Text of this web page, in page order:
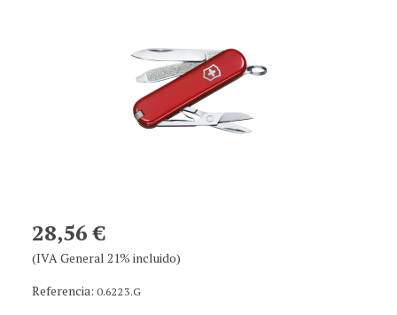
28,56 €
(IVA General 21% incluido)
Referencia: 0.6223.G